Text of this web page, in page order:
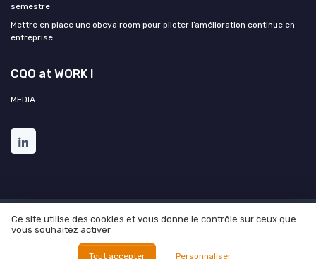
semestre
Mettre en place une obeya room pour piloter l’amélioration continue en
entreprise
CQO at WORK !
MEDIA
Mentions légales Politique de confidentialité
Grande
enquête 2025 sur l'IA et les directions qualité
© CQO at WORK ! 2026
Ce site utilise des cookies et vous donne le contrôle sur ceux que
vous souhaitez activer
Tout accepter Personnaliser